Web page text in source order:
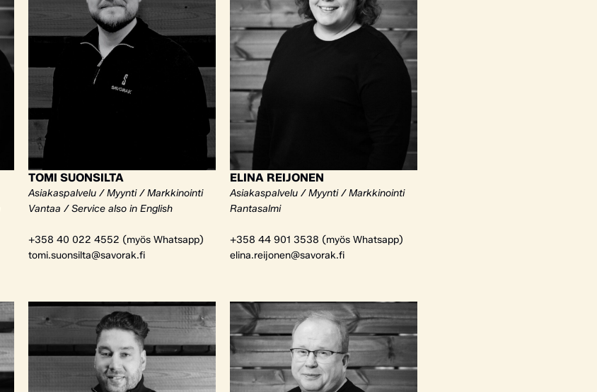
TOMI SUONSILTA
Asiakaspalvelu / Myynti / Markkinointi
Vantaa / Service also in English
+358 40 022 4552 (myös Whatsapp)
tomi.suonsilta@savorak.fi
ELINA REIJONEN
Asiakaspalvelu / Myynti / Markkinointi
Rantasalmi
+358 44 901 3538 (myös Whatsapp)
elina.reijonen@savorak.fi